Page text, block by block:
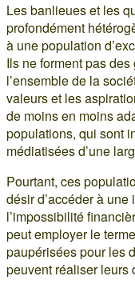
Les banlieues et les
profondément
à une population
Ils ne forment pas
l’ensemble de la
valeurs et les
de moins en moins
populations, qui sont
médiatisées d’une
Pourtant, ces
désir d’accéder à
l’impossibilité
peut employer le
paupérisées pour les
peuvent réaliser leurs